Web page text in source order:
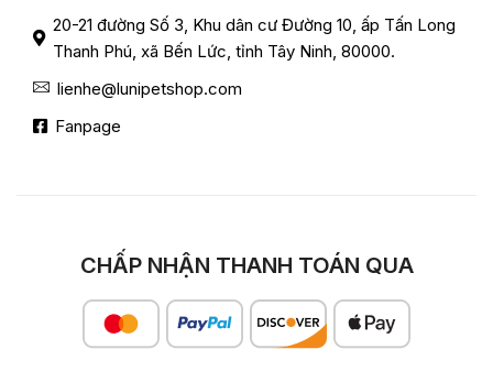
20-21 đường Số 3, Khu dân cư Đường 10, ấp Tấn Long
Thanh Phú, xã Bến Lức, tỉnh Tây Ninh, 80000.
lienhe@lunipetshop.com
Fanpage
CHẤP NHẬN THANH TOÁN QUA